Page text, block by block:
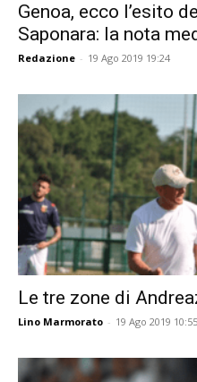
Genoa, ecco l’esito
Saponara: la nota
Redazione - 19 Ago 2019 19:24
Le tre zone di
Lino Marmorato - 19 Ago 2019 10:55